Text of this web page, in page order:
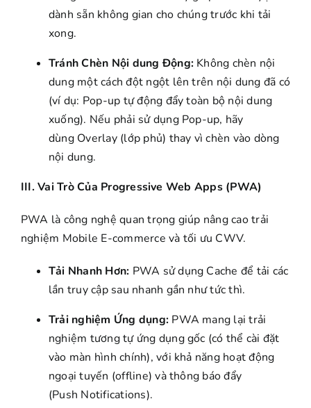
dành sẵn không gian cho chúng trước khi tải
xong.
Tránh Chèn Nội dung Động:Không chèn nội
dung một cách đột ngột lên trên nội dung đã có
(ví dụ: Pop-up tự động đẩy toàn bộ nội dung
xuống). Nếu phải sử dụng Pop-up, hãy
dùng Overlay (lớp phủ) thay vì chèn vào dòng
nội dung.
III. Vai Trò Của Progressive Web Apps (PWA)
PWA là công nghệ quan trọng giúp nâng cao trải
nghiệm Mobile E-commerce và tối ưu CWV.
Tải Nhanh Hơn: PWA sử dụng Cache để tải các
lần truy cập sau nhanh gần như tức thì.
Trải nghiệm Ứng dụng: PWA mang lại trải
nghiệm tương tự ứng dụng gốc (có thể cài đặt
vào màn hình chính), với khả năng hoạt động
ngoại tuyến (offline) và thông báo đẩy
(Push Notifications).